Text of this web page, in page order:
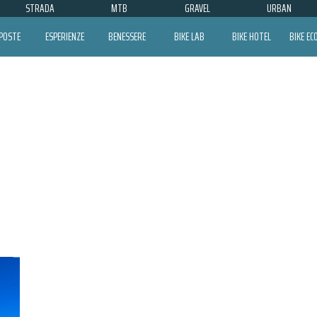
STRADA MTB GRAVEL URBAN
ESPERIENZE BENESSERE BIKE LAB BIKE HOTEL BIKE